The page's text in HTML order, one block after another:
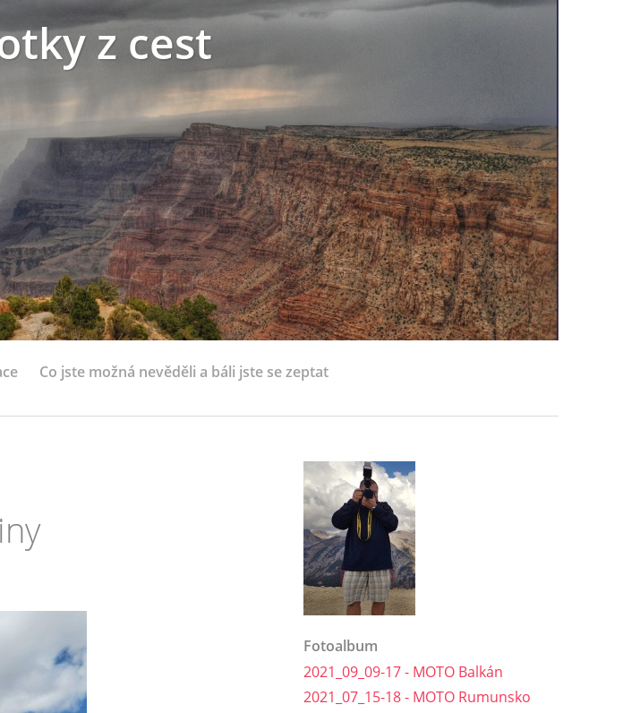
z cest
Co jste možná nevěděli a báli jste se zeptat
Fotoalbum
2021_09_09-17 - MOTO Balkán
2021_07_15-18 - MOTO Rumunsko